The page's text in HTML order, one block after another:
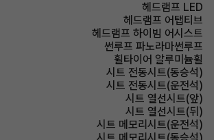
헤드램프 LED
헤드램프 어탭티브
헤드램프 하이빔 어시스트
썬루프 파노라마썬루프
휠타이어 알루미늄휠
시트 전동시트(동승석)
시트 전동시트(운전석)
시트 열선시트(앞)
시트 열선시트(뒤)
시트 메모리시트(운전석)